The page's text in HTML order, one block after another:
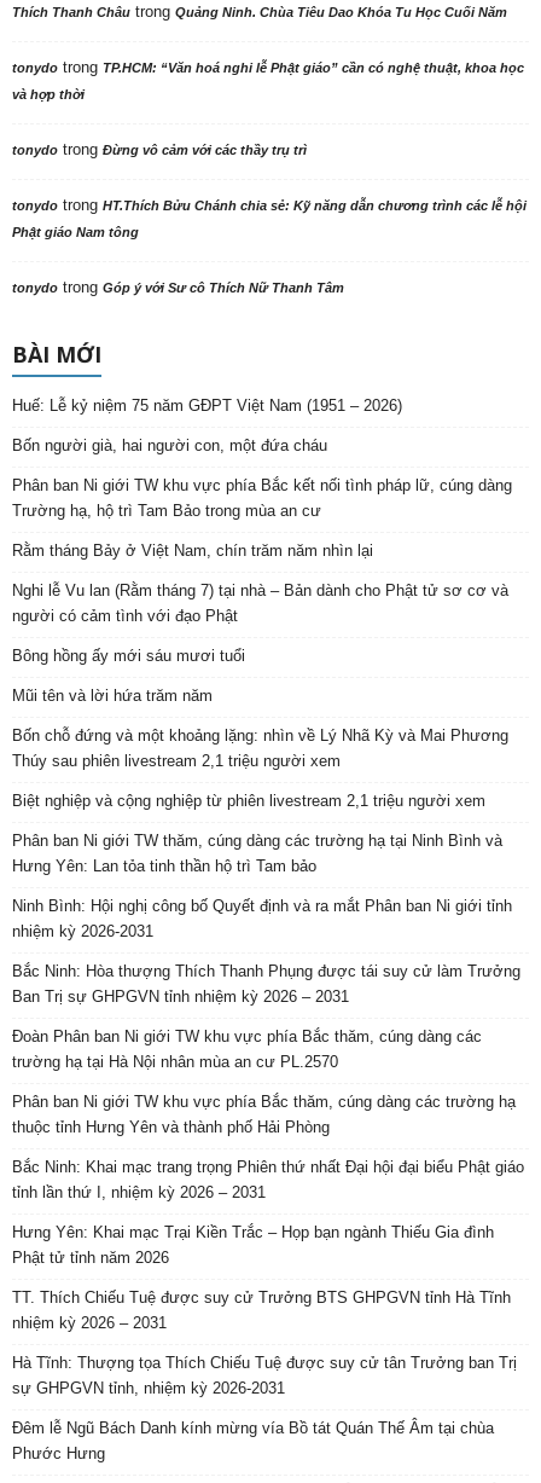
Thích Thanh Châu trong Quảng Ninh. Chùa Tiêu Dao Khóa Tu Học Cuối Năm
tonydo trong TP.HCM: “Văn hoá nghi lễ Phật giáo” cần có nghệ thuật, khoa học
và hợp thời
tonydo trong Đừng vô cảm với các thầy trụ trì
tonydo trong HT.Thích Bửu Chánh chia sẻ: Kỹ năng dẫn chương trình các lễ hội
Phật giáo Nam tông
tonydo trong Góp ý với Sư cô Thích Nữ Thanh Tâm
BÀI MỚI
Huế: Lễ kỷ niệm 75 năm GĐPT Việt Nam (1951 – 2026)
Bốn người già, hai người con, một đứa cháu
Phân ban Ni giới TW khu vực phía Bắc kết nối tình pháp lữ, cúng dàng
Trường hạ, hộ trì Tam Bảo trong mùa an cư
Rằm tháng Bảy ở Việt Nam, chín trăm năm nhìn lại
Nghi lễ Vu lan (Rằm tháng 7) tại nhà – Bản dành cho Phật tử sơ cơ và
người có cảm tình với đạo Phật
Bông hồng ấy mới sáu mươi tuổi
Mũi tên và lời hứa trăm năm
Bốn chỗ đứng và một khoảng lặng: nhìn về Lý Nhã Kỳ và Mai Phương
Thúy sau phiên livestream 2,1 triệu người xem
Biệt nghiệp và cộng nghiệp từ phiên livestream 2,1 triệu người xem
Phân ban Ni giới TW thăm, cúng dàng các trường hạ tại Ninh Bình và
Hưng Yên: Lan tỏa tinh thần hộ trì Tam bảo
Ninh Bình: Hội nghị công bố Quyết định và ra mắt Phân ban Ni giới tỉnh
nhiệm kỳ 2026-2031
Bắc Ninh: Hòa thượng Thích Thanh Phụng được tái suy cử làm Trưởng
Ban Trị sự GHPGVN tỉnh nhiệm kỳ 2026 – 2031
Đoàn Phân ban Ni giới TW khu vực phía Bắc thăm, cúng dàng các
trường hạ tại Hà Nội nhân mùa an cư PL.2570
Phân ban Ni giới TW khu vực phía Bắc thăm, cúng dàng các trường hạ
thuộc tỉnh Hưng Yên và thành phố Hải Phòng
Bắc Ninh: Khai mạc trang trọng Phiên thứ nhất Đại hội đại biểu Phật giáo
tỉnh lần thứ I, nhiệm kỳ 2026 – 2031
Hưng Yên: Khai mạc Trại Kiền Trắc – Họp bạn ngành Thiếu Gia đình
Phật tử tỉnh năm 2026
TT. Thích Chiếu Tuệ được suy cử Trưởng BTS GHPGVN tỉnh Hà Tĩnh
nhiệm kỳ 2026 – 2031
Hà Tĩnh: Thượng tọa Thích Chiếu Tuệ được suy cử tân Trưởng ban Trị
sự GHPGVN tỉnh, nhiệm kỳ 2026-2031
Đêm lễ Ngũ Bách Danh kính mừng vía Bồ tát Quán Thế Âm tại chùa
Phước Hưng